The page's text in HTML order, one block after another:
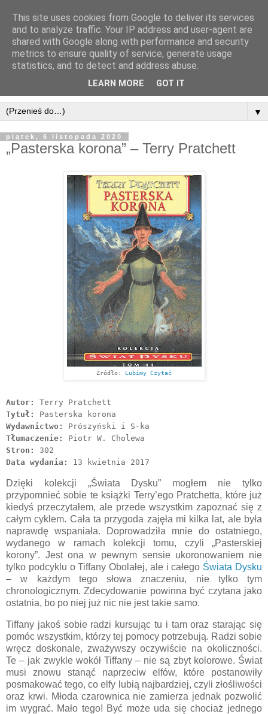
▼
piątek, 6 listopada 2020
„Pasterska korona” – Terry Pratchett
Źródło: Lubimy Czytać
Autor:
Terry Pratchett
Tytuł:
Pasterska korona
Wydawnictwo: Prószyński i S-ka
Tłumaczenie:
Piotr W. Cholewa
Stron:
302
Data wydania:
13 kwietnia 2017
Dzięki kolekcji „Świata Dysku” mogłem nie tylko
przypomnieć sobie te książki Terry’ego Pratchetta, które już
kiedyś przeczytałem, ale przede wszystkim zapoznać się z
całym cyklem. Cała ta przygoda zajęła mi kilka lat, ale była
naprawdę wspaniała. Doprowadziła mnie do ostatniego,
wydanego w ramach kolekcji tomu, czyli „Pasterskiej
korony”. Jest ona w pewnym sensie ukoronowaniem nie
tylko podcyklu o Tiffany Obolałej, ale i całego Świata Dysku
– w każdym tego słowa znaczeniu, nie tylko tym
chronologicznym. Zdecydowanie powinna być czytana jako
ostatnia, bo po niej już nic nie jest takie samo.
Tiffany jakoś sobie radzi kursując tu i tam oraz starając się
pomóc wszystkim, którzy tej pomocy potrzebują. Radzi sobie
wręcz doskonale, zważywszy oczywiście na okoliczności.
Te – jak zwykle wokół Tiffany – nie są zbyt kolorowe. Świat
musi znowu stanąć naprzeciw elfów, które postanowiły
posmakować tego, co elfy lubią najbardziej, czyli złośliwości
oraz krwi. Młoda czarownica nie zamierza jednak pozwolić
im wygrać. Mało tego! Być może uda się chociaż jednego
This site uses cookies from Google to deliver its services
and to analyze traffic. Your IP address and user-agent are
shared with Google along with performance and security
metrics to ensure quality of service, generate usage
statistics, and to detect and address abuse.
LEARN MORE GOT IT